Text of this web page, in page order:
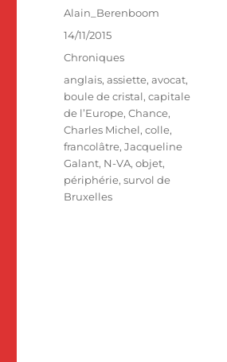
Auteur
Alain_Berenboom
Publié
le
14/11/2015
Catégories
Chroniques
Étiquettes
anglais,assiette,avocat,
boule de cristal,capitale
de l’Europe,Chance,
Charles Michel,colle,
francolâtre,Jacqueline
Galant, N-VA,objet,
périphérie,survol de
Bruxelles